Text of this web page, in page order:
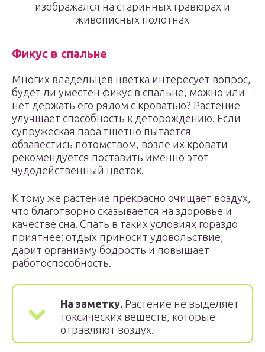
изображался на старинных гравюрах и
живописных полотнах
Фикус в спальне
Многих владельцев цветка интересует вопрос,
будет ли уместен фикус в спальне, можно или
нет держать его рядом с кроватью? Растение
улучшает способность к деторождению. Если
супружеская пара тщетно пытается
обзавестись потомством, возле их кровати
рекомендуется поставить именно этот
чудодейственный цветок.
К тому же растение прекрасно очищает воздух,
что благотворно сказывается на здоровье и
качестве сна. Спать в таких условиях гораздо
приятнее: отдых приносит удовольствие,
дарит организму бодрость и повышает
работоспособность.
На заметку. Растение не выделяет
токсических веществ, которые
отравляют воздух.